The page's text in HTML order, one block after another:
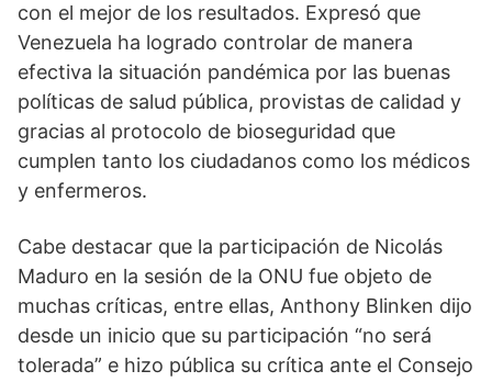
con el mejor de los resultados. Expresó que
Venezuela ha logrado controlar de manera
efectiva la situación pandémica por las buenas
políticas de salud pública, provistas de calidad y
gracias al protocolo de bioseguridad que
cumplen tanto los ciudadanos como los médicos
y enfermeros.
Cabe destacar que la participación de Nicolás
Maduro en la sesión de la ONU fue objeto de
muchas críticas, entre ellas, Anthony Blinken dijo
desde un inicio que su participación “no será
tolerada” e hizo pública su crítica ante el Consejo